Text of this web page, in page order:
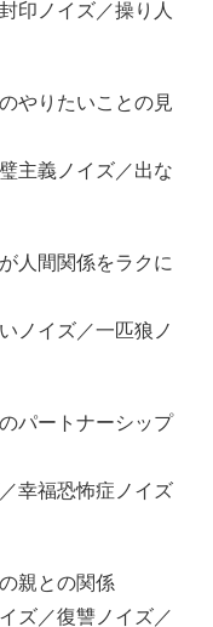
印ノイズ／操り人
やりたいことの見
主義ノイズ／出な
人間関係をラクに
ノイズ／一匹狼ノ
パートナーシップ
幸福恐怖症ノイズ
親との関係
ズ／復讐ノイズ／